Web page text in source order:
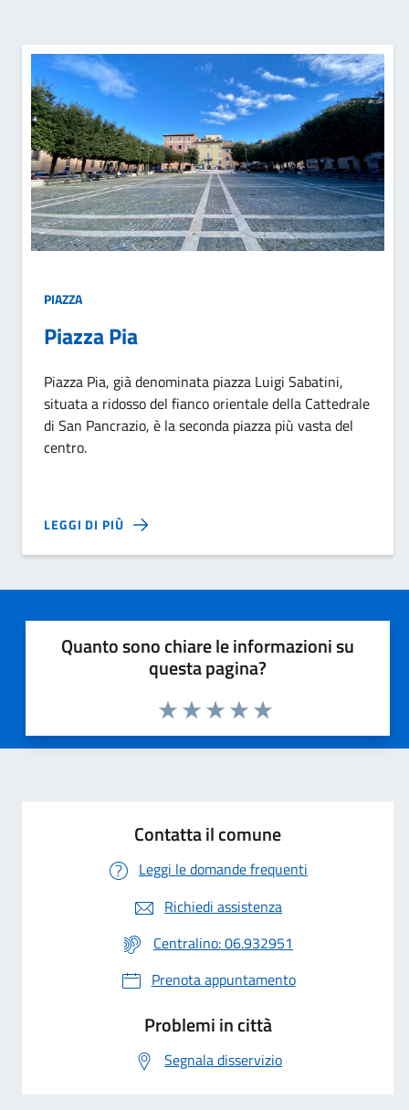
PIAZZA
Piazza Pia
Piazza Pia, già denominata piazza Luigi Sabatini,
situata a ridosso del fianco orientale della Cattedrale
di San Pancrazio, è la seconda piazza più vasta del
centro.
LEGGI DI PIÙ
Quanto sono chiare le informazioni su
questa pagina?
Valuta 5 stelle su 5
Valuta 4 stelle su 5
Valuta 3 stelle su 5
Valuta 2 stelle su 5
Valuta 1 stelle su 5
Contatta il comune
Leggi le domande frequenti
Richiedi assistenza
Centralino: 06.932951
Prenota appuntamento
Problemi in città
Segnala disservizio